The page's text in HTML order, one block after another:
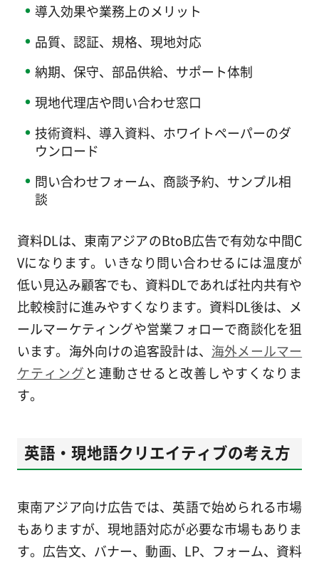
導入効果や業務上のメリット
品質、認証、規格、現地対応
納期、保守、部品供給、サポート体制
現地代理店や問い合わせ窓口
技術資料、導入資料、ホワイトペーパーのダ
ウンロード
問い合わせフォーム、商談予約、サンプル相
談
資料DLは、東南アジアのBtoB広告で有効な中間C
Vになります。いきなり問い合わせるには温度が
低い見込み顧客でも、資料DLであれば社内共有や
比較検討に進みやすくなります。資料DL後は、メ
ールマーケティングや営業フォローで商談化を狙
います。海外向けの追客設計は、 海外メールマー
ケティングと連動させると改善しやすくなりま
す。
英語・現地語クリエイティブの考え方
東南アジア向け広告では、英語で始められる市場
もありますが、現地語対応が必要な市場もありま
す。広告文、バナー、動画、LP、フォーム、資料